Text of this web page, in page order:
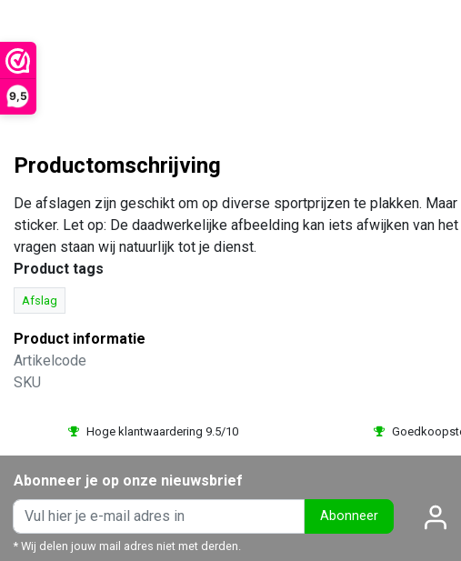
9,5
Productomschrijving
De afslagen zijn geschikt om op diverse sportprijzen te plakken.
sticker. Let op: De daadwerkelijke afbeelding kan iets afwijken van
vragen staan wij natuurlijk tot je dienst.
Product tags
Afslag
Product informatie
Artikelcode
SKU
Hoge klantwaardering 9.5/10
Abonneer je op onze nieuwsbrief
Abonneer
* Wij delen jouw mail adres niet met derden.